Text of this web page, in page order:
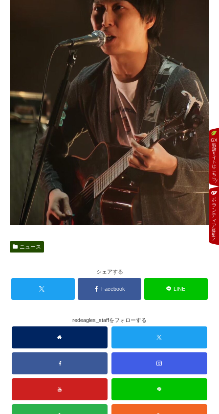
ニュース
シェアする
Facebook LINE
redeagles_staffをフォローする